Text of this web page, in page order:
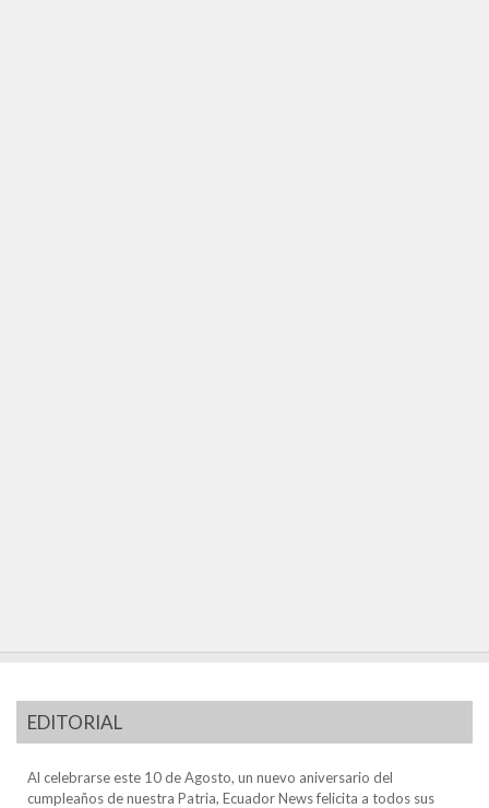
EDITORIAL
Al celebrarse este 10 de Agosto, un nuevo aniversario del
cumpleaños de nuestra Patria, Ecuador News felicita a todos sus